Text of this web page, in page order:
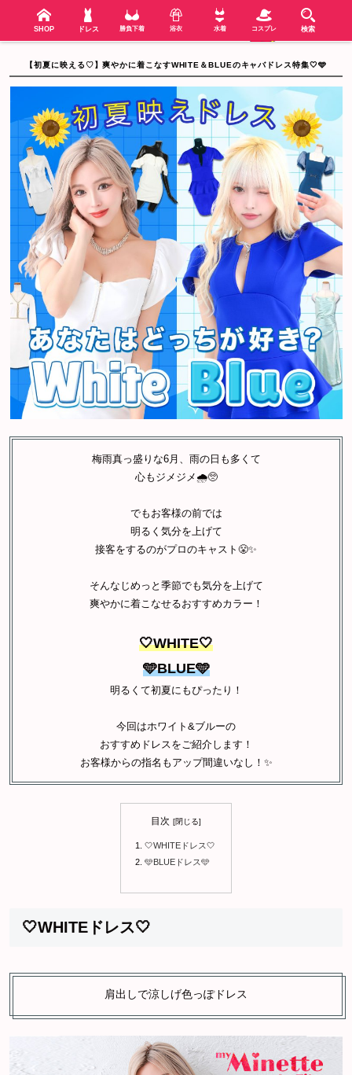
SHOP ドレス 勝負下着 浴衣 水着 コスプレ 検索
【初夏に映える♡】爽やかに着こなすWHITE＆BLUEのキャバドレス特集🤍🩵
梅雨真っ盛りな6月、雨の日も多くて
心もジメジメ🌧️🥺
でもお客様の前では
明るく気分を上げて
接客をするのがプロのキャスト😤✨
そんなじめっと季節でも気分を上げて
爽やかに着こなせるおすすめカラー！
🤍WHITE🤍
🩵BLUE🩵
明るくて初夏にもぴったり！
今回はホワイト&ブルーの
おすすめドレスをご紹介します！
お客様からの指名もアップ間違いなし！✨
目次
🤍WHITEドレス🤍
🩵BLUEドレス🩵
🤍WHITEドレス🤍
肩出しで涼しげ色っぽドレス
SHOP